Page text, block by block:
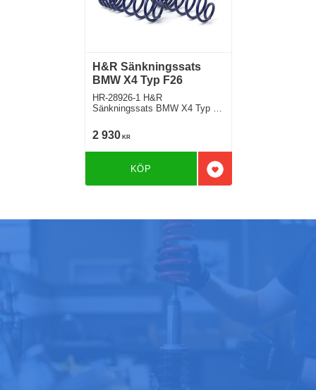
H&R Sänkningssats
BMW X4 Typ F26
HR-28926-1 H&R
Sänkningssats BMW X4 Typ X3
damping control Sänker ca:
35mm
2 930KR
Lägg till i favoriter
KÖP